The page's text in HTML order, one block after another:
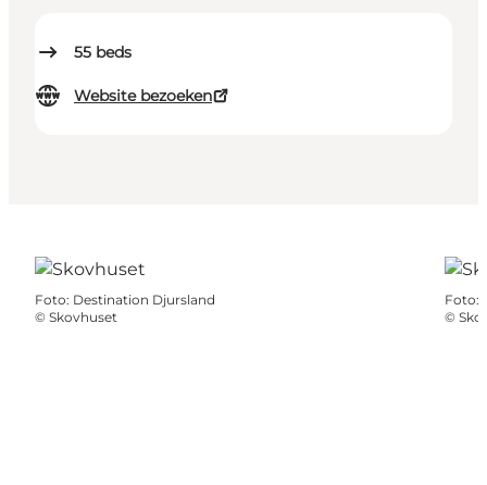
55 beds
Website bezoeken
Foto: Destination Djursland
© Skovhuset
Foto:
©